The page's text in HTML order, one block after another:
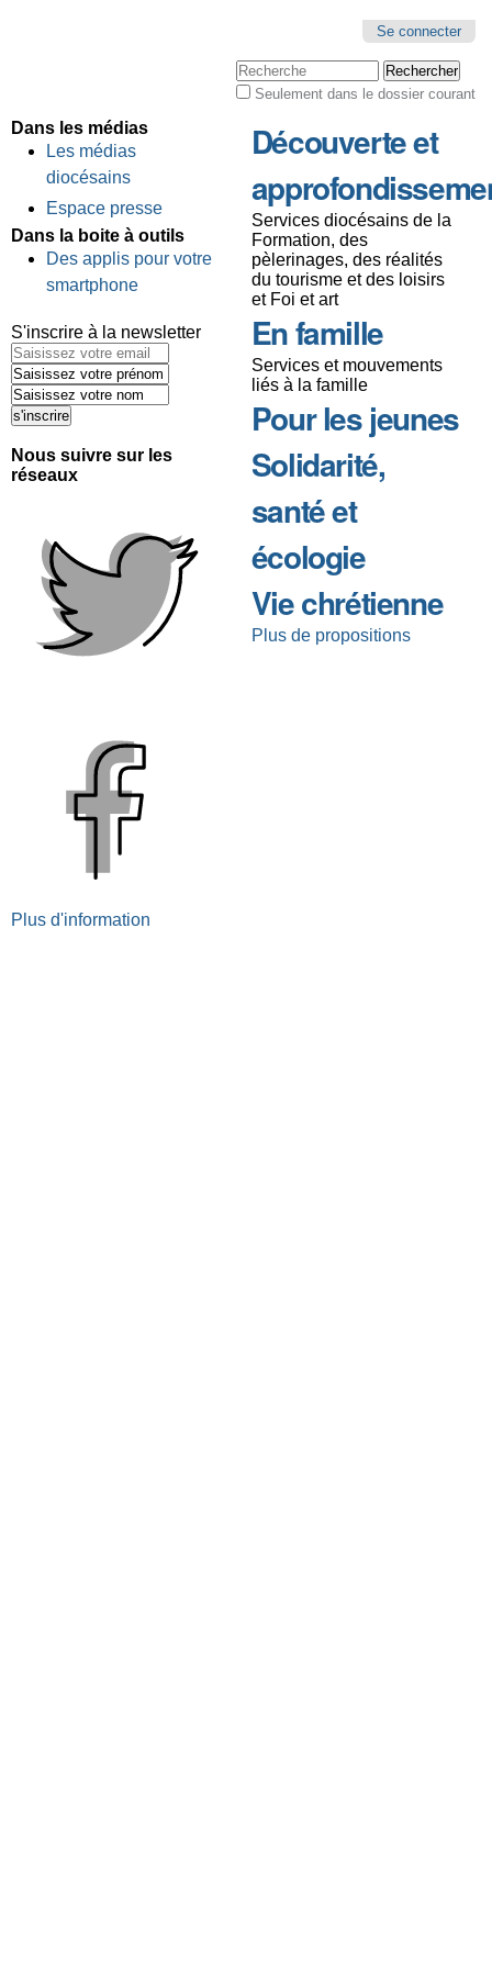
Se connecter
Chercher par
Seulement dans le dossier courant
Dans les médias
Les médias
diocésains
Espace presse
Dans la boite à outils
Des applis pour votre
smartphone
S'inscrire à la newsletter
Nous suivre sur les
réseaux
Plus d'information
Découverte et
Services diocésains de la
Formation, des
pèlerinages, des réalités
du tourisme et des loisirs
et Foi et art
En famille
Services et mouvements
liés à la famille
Pour les jeunes
Solidarité,
santé et
écologie
Vie chrétienne
Plus de propositions